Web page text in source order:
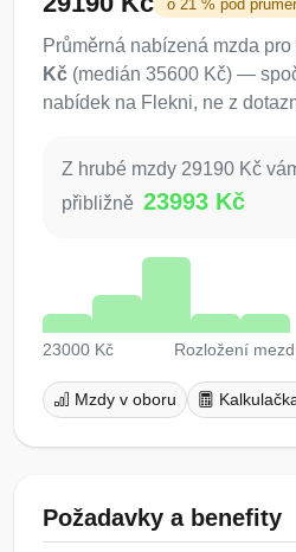
o 21 % pod
Průměrná nabízená mzda
Kč (medián 35600 Kč) —
nabídek na Flekni, ne z
Z hrubé mzdy 29190 Kč
přibližně 23993 Kč
23000 Kč Rozložení
Mzdy v oboru
Požadavky a benefity